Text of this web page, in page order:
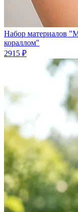
Набор материалов
кораллом"
2915 ₽